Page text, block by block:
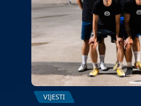
VIJESTI